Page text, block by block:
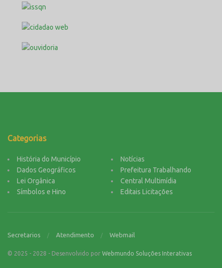
Categorias
História do Município
Dados Geográficos
Lei Orgânica
Símbolos e Hino
Notícias
Prefeitura Trabalhando
Central Multimídia
Editais Licitações
Secretarios Atendimento Webmail
© 2025 - 2028 - Desenvolvido por Webmundo Soluções Interativas